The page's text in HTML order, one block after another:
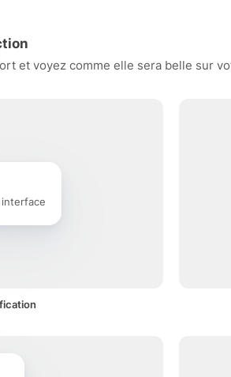
et voyez comme elle sera belle sur